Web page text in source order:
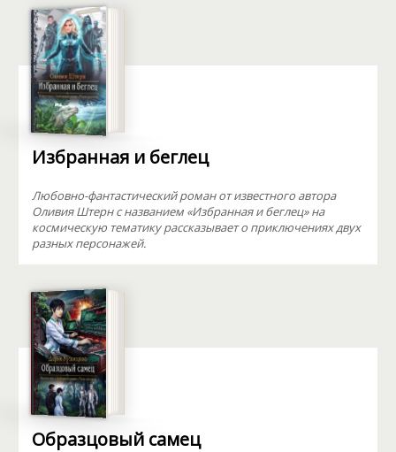
Избранная и беглец
Любовно-фантастический роман от известного автора
Оливия Штерн с названием «Избранная и беглец» на
космическую тематику рассказывает о приключениях двух
разных персонажей.
Образцовый самец